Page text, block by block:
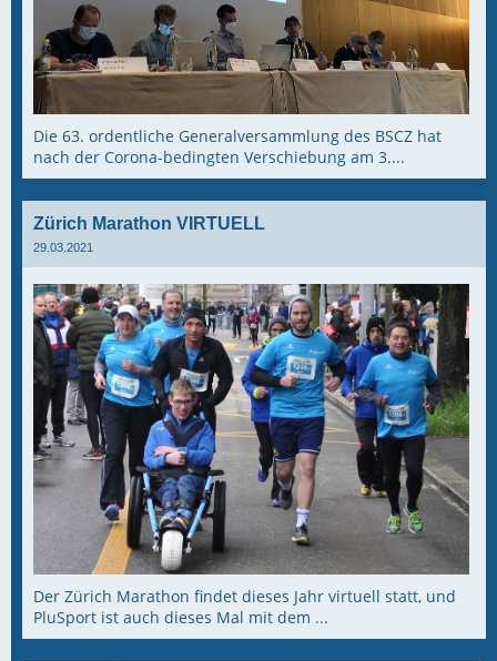
Die 63. ordentliche Generalversammlung des BSCZ hat
nach der Corona-bedingten Verschiebung am 3....
Zürich Marathon VIRTUELL
29.03.2021
Der Zürich Marathon findet dieses Jahr virtuell statt, und
PluSport ist auch dieses Mal mit dem ...